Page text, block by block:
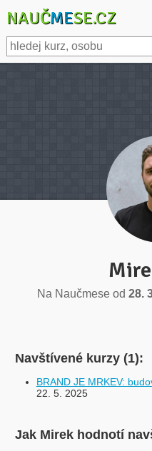
NAUČMESE.CZ
Na Naučmese od28.
Navštívené kurzy (1):
BRAND JE MRKEV:
22. 5. 2025
Jak Mirek hodnotí